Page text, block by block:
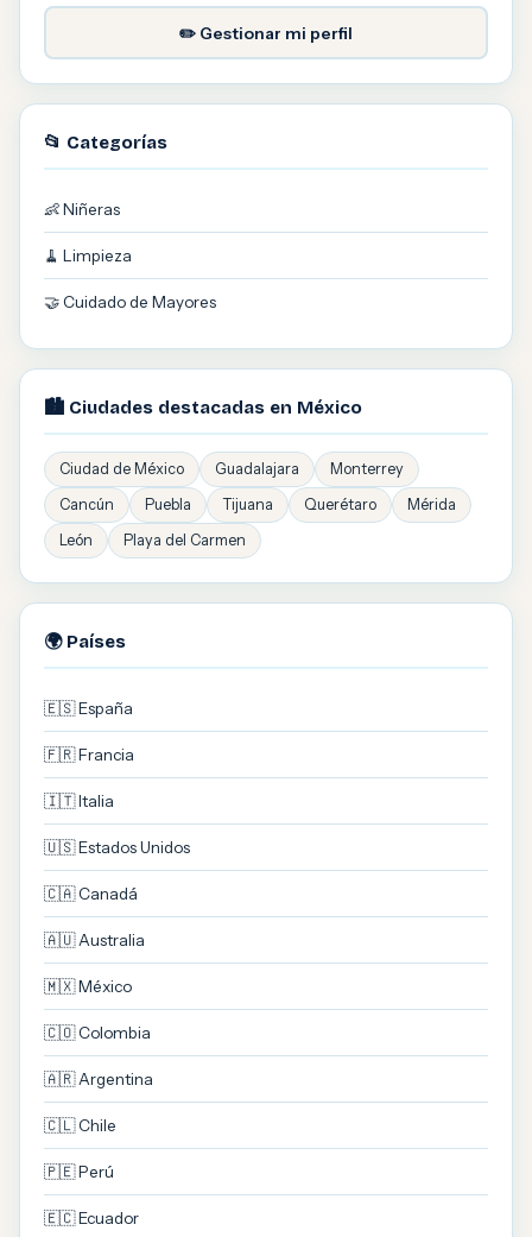
✏️ Gestionar mi perfil
📂 Categorías
👶 Niñeras
🧹 Limpieza
🤝 Cuidado de Mayores
🏙️ Ciudades destacadas en México
Ciudad de México Guadalajara
Monterrey
Cancún
Puebla Tijuana Querétaro
Mérida
León
Playa del Carmen
🌍 Países
🇪🇸 España
🇫🇷 Francia
🇮🇹 Italia
🇺🇸 Estados Unidos
🇨🇦 Canadá
🇦🇺 Australia
🇲🇽 México
🇨🇴 Colombia
🇦🇷 Argentina
🇨🇱 Chile
🇵🇪 Perú
🇪🇨 Ecuador